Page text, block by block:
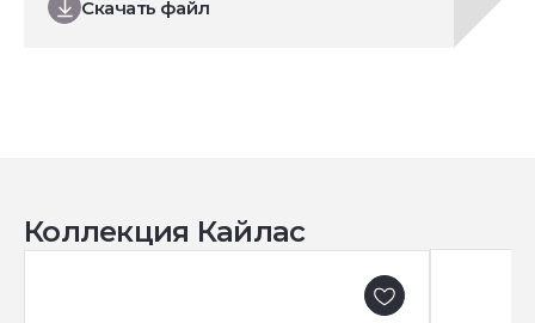
Скачать файл
Коллекция Кайлас